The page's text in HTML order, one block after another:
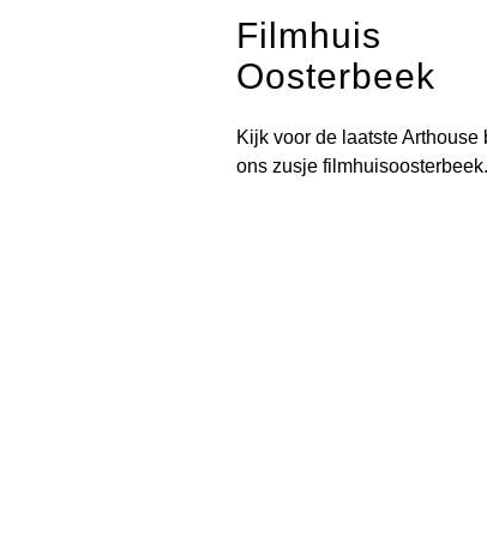
Filmhuis
Oosterbeek
Kijk voor de laatste Arthouse
ons zusje